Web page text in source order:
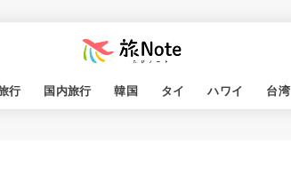
行 国内旅行 韓国 タイ ハワイ 台湾